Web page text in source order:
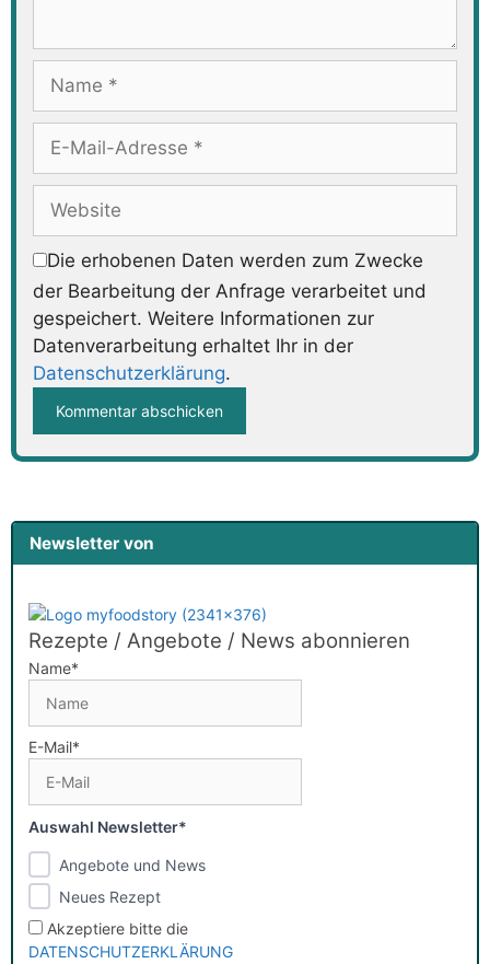
Mail-
Adresse
Die erhobenen Daten werden zum Zwecke
der Bearbeitung der Anfrage verarbeitet und
gespeichert. Weitere Informationen zur
Datenverarbeitung erhaltet Ihr in der
Datenschutzerklärung.
Newsletter von
Rezepte / Angebote / News abonnieren
Name*
E-Mail*
Auswahl Newsletter*
Angebote und News
Neues Rezept
Akzeptiere bitte die
DATENSCHUTZERKLÄRUNG